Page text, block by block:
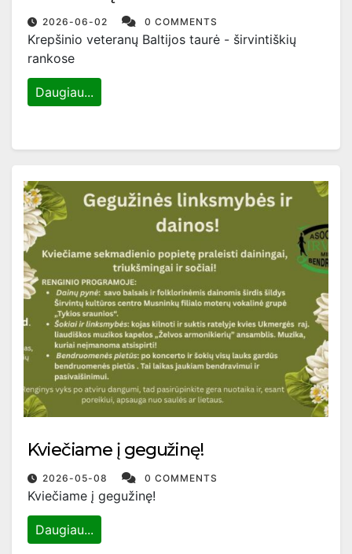
2026-06-02 0 COMMENTS
Krepšinio veteranų Baltijos taurė - širvintiškių
rankose
Daugiau...
Kviečiame į gegužinę!
2026-05-08 0 COMMENTS
Kviečiame į gegužinę!
Daugiau...